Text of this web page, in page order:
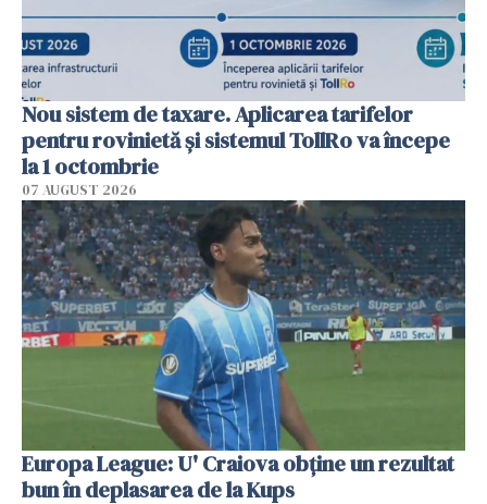
Nou sistem de taxare. Aplicarea tarifelor
pentru rovinietă şi sistemul TollRo va începe
la 1 octombrie
07 AUGUST 2026
Europa League: U' Craiova obține un rezultat
bun în deplasarea de la Kups